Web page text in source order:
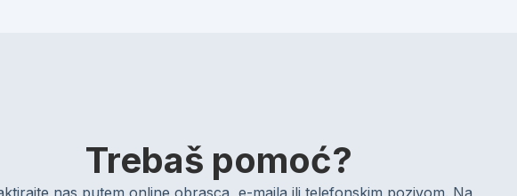
Trebaš pomoć?
nas putem online obrasca, e-maila ili telefonskim pozivom. Na